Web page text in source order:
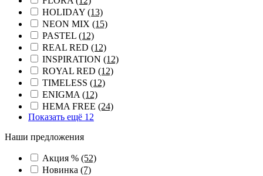
HOLIDAY (13)
NEON MIX (15)
PASTEL (12)
REAL RED (12)
INSPIRATION (12)
ROYAL RED (12)
TIMELESS (12)
ENIGMA (12)
HEMA FREE (24)
Показать ещё 12
Наши предложения
Акция % (52)
Новинка (7)